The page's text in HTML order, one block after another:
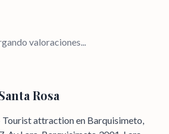
valoraciones...
Rosa
Tourist attraction en Barquisimeto,